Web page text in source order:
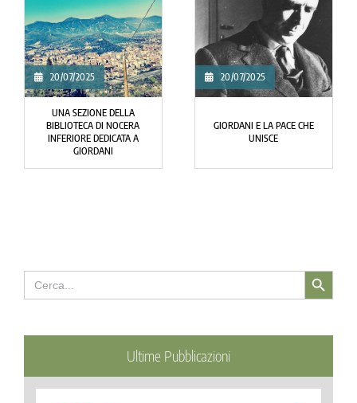
26/06/2025
QUESTA MALEDI­ZIONE DELLA
GUERRA
19/06/2025
A CHE SERVE LA GUERRA?
Search
for:
Search Button
Ultime Pubblicazioni